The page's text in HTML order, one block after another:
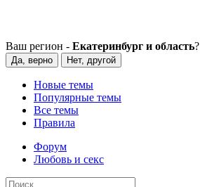
Ваш регион - Екатеринбург и область?
Да, верно Нет, другой
Новые темы
Популярные темы
Все темы
Правила
Форум
Любовь и секс